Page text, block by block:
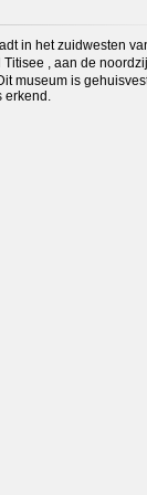
in het zuidwesten
Titisee , aan de
museum is
erkend.